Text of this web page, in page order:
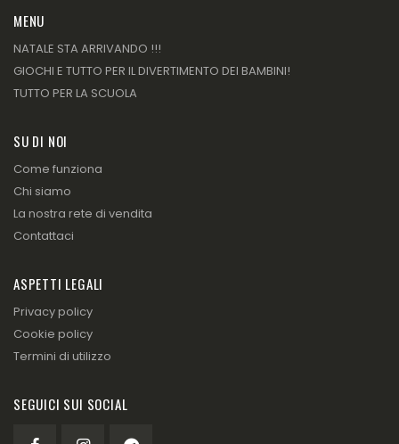
MENU
NATALE STA ARRIVANDO !!!
GIOCHI E TUTTO PER IL DIVERTIMENTO DEI BAMBINI!
TUTTO PER LA SCUOLA
SU DI NOI
Come funziona
Chi siamo
La nostra rete di vendita
Contattaci
ASPETTI LEGALI
Privacy policy
Cookie policy
Termini di utilizzo
SEGUICI SUI SOCIAL